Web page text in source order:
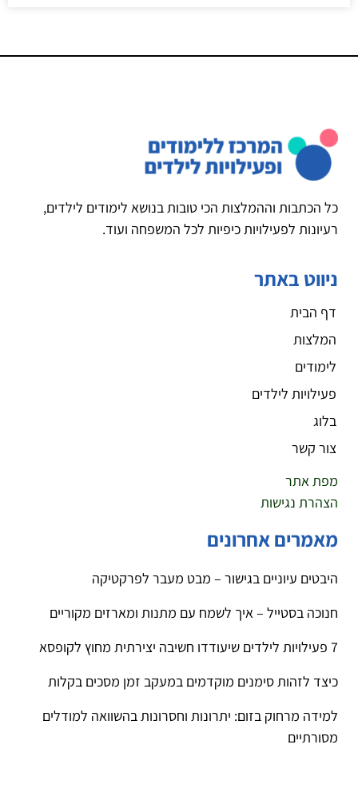
כל הכתבות וההמלצות הכי טובות בנושא לימודים לילדים,
רעיונות לפעילויות כיפיות לכל המשפחה ועוד.
ניווט באתר
דף הבית
המלצות
לימודים
פעילויות לילדים
בלוג
צור קשר
מפת אתר
הצהרת נגישות
מאמרים אחרונים
היבטים עיוניים בגישור – מבט מעבר לפרקטיקה
חנוכה בסטייל – איך לשמח עם מתנות ומארזים מקוריים
7 פעילויות לילדים שיעודדו חשיבה יצירתית מחוץ לקופסא
כיצד לזהות סימנים מוקדמים במעקב זמן מסכים בקלות
למידה מרחוק בזום: יתרונות וחסרונות בהשוואה למודלים
מסורתיים